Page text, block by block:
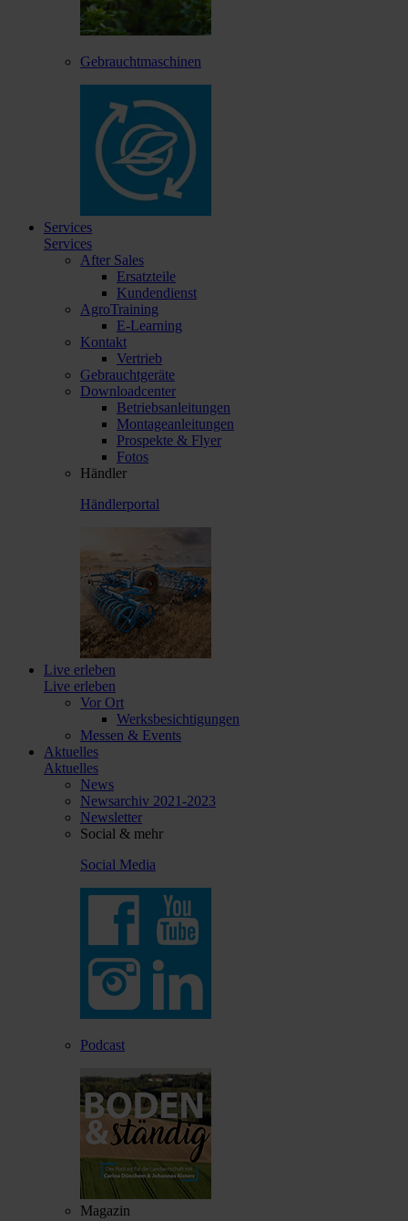
Gebrauchtmaschinen
Services
Services
After Sales
Ersatzteile
Kundendienst
AgroTraining
E-Learning
Kontakt
Vertrieb
Gebrauchtgeräte
Downloadcenter
Betriebsanleitungen
Montageanleitungen
Prospekte & Flyer
Fotos
Händler
Händlerportal
Live erleben
Live erleben
Vor Ort
Werksbesichtigungen
Messen & Events
Aktuelles
Aktuelles
News
Newsarchiv 2021-2023
Newsletter
Social & mehr
Social Media
Podcast
Magazin